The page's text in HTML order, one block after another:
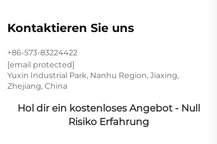
Kontaktieren Sie uns
+86-573-83224422
[email protected]
Yuxin Industrial Park, Nanhu Region, Jiaxing,
Zhejiang, China
Hol dir ein kostenloses Angebot - Null
Risiko Erfahrung